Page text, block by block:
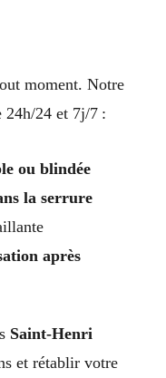
moment. Notre
24h/24 et 7j/7 :
ou blindée
la serrure
après
Saint-Henri
et rétablir votre